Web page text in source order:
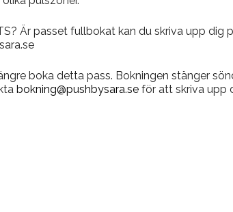
Är passet fullbokat kan du skriva upp dig
boka detta pass. Bokningen stänger
bokning@pushbysara.se för att skriva upp